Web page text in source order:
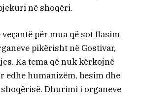
në shoqëri.
veçantë për mua që sot flasim
pikërisht në Gostivar,
Ka tema që nuk kërkojnë
edhe humanizëm, besim dhe
Dhurimi i organeve